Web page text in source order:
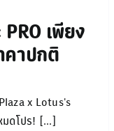
เพียง
าปกติ
x Lotus's
มดโปร! [...]